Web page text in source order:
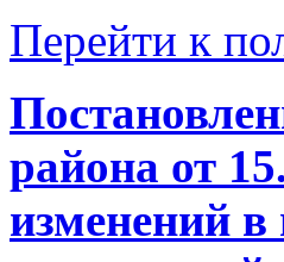
Перейти к
района от
изменений